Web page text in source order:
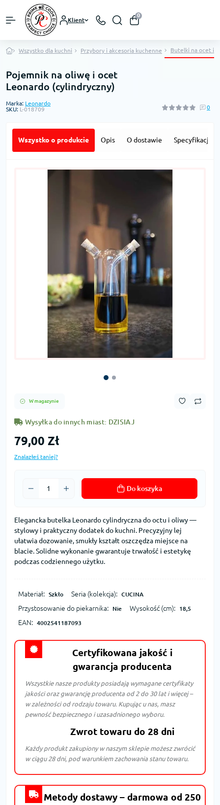
Klient
0
Wszystko dla kuchni Przybory i akcesoria kuchenne Butelki na ocet i
Pojemnik na oliwę i ocet
Leonardo (cylindryczny)
Marka: Leonardo
SKU: L-018709 0
Wszystko o produkcie Opis O dostawie Specyfikacja
W magazynie
Wysyłka do innych miast: DZISIAJ
79,00 Zł
Znalazłeś taniej?
Do koszyka
Elegancka butelka Leonardo cylindryczna do octu i oliwy —
stylowy i praktyczny dodatek do kuchni. Precyzyjny lej
ułatwia dozowanie, smukły kształt oszczędza miejsce na
blacie. Solidne wykonanie gwarantuje trwałość i estetykę
podczas codziennego użytku.
Materiał: Szkło Seria (kolekcja): CUCINA
Przystosowanie do piekarnika: Nie Wysokość (cm): 18,5
EAN: 4002541187093
Certyfikowana jakość i
gwarancja producenta
Wszystkie nasze produkty posiadają wymagane certyfikaty
jakości oraz gwarancję producenta od 2 do 30 lat i więcej –
w zależności od rodzaju towaru. Kupując u nas, masz
pewność bezpiecznego i uzasadnionego wyboru.
Zwrot towaru do 28 dni
Każdy produkt zakupiony w naszym sklepie możesz zwrócić
w ciągu 28 dni, pod warunkiem zachowania stanu towaru.
Metody dostawy – darmowa od 250